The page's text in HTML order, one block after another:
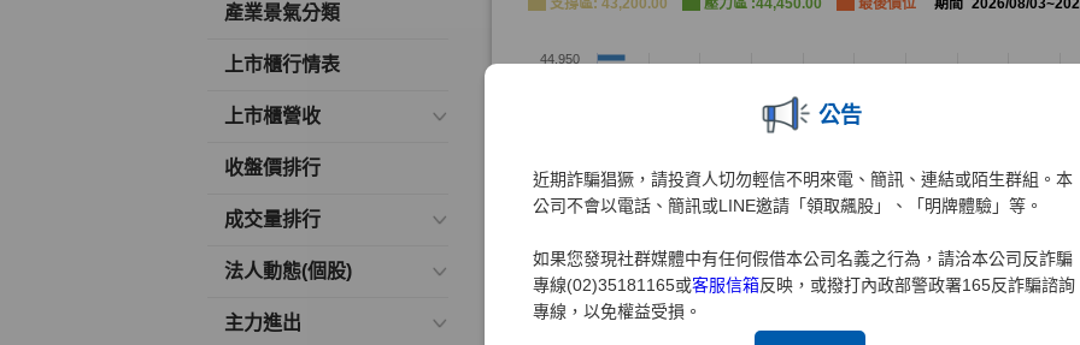
公告
近期詐騙猖獗，請投資人切勿輕信不明來電、簡訊、連結或陌生群組。本
公司不會以電話、簡訊或LINE邀請「領取飆股」、「明牌體驗」等。
如果您發現社群媒體中有任何假借本公司名義之行為，請洽本公司反詐騙
專線(02)35181165或客服信箱反映，或撥打內政部警政署165反詐騙諮詢
專線，以免權益受損。
產業景氣分類
上市櫃行情表
上市櫃營收
收盤價排行
成交量排行
法人動態(個股)
主力進出